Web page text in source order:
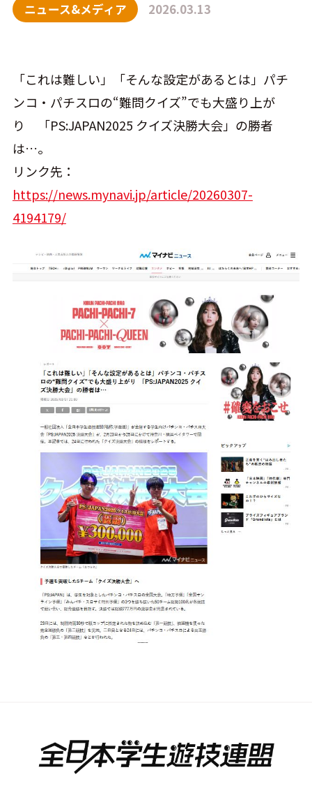
ニュース&メディア 2026.03.13
「これは難しい」「そんな設定があるとは」パチ
ンコ・パチスロの“難問クイズ”でも大盛り上が
り 「PS:JAPAN2025 クイズ決勝大会」の勝者
は…。
リンク先：
https://news.mynavi.jp/article/20260307-
4194179/